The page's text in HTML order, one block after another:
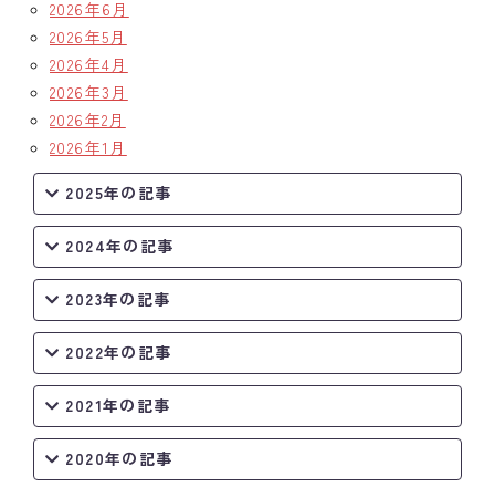
記念誌
案内
例会場・事務局の案内
リンク集
情報公開
入会のご案内
2026年6月
2026年5月
2026年4月
2026年3月
2026年2月
2026年1月
2025年の記事
2024年の記事
2023年の記事
2022年の記事
2021年の記事
2020年の記事